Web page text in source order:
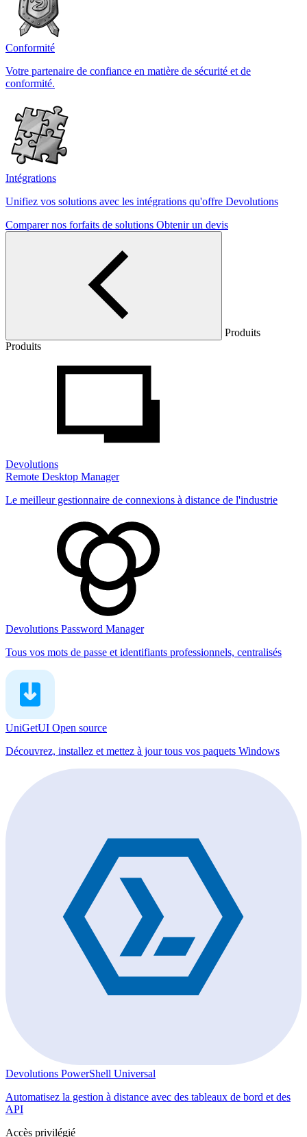
Conformité
Votre partenaire de confiance en matière de sécurité et de
conformité.
Intégrations
Unifiez vos solutions avec les intégrations qu'offre Devolutions
Comparer nos forfaits de solutions Obtenir un devis
Produits
Produits
Devolutions
Remote Desktop Manager
Le meilleur gestionnaire de connexions à distance de l'industrie
Devolutions Password Manager
Tous vos mots de passe et identifiants professionnels, centralisés
UniGetUI Open source
Découvrez, installez et mettez à jour tous vos paquets Windows
Devolutions PowerShell Universal
Automatisez la gestion à distance avec des tableaux de bord et des
API
Accès privilégié